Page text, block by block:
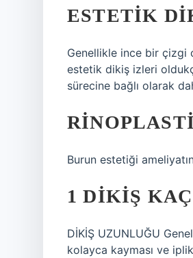
ESTETIK
Genellikle ince bir çizgi
estetik dikiş izleri
sürecine bağlı olarak
Burun estetiği
1 DIKIŞ
DİKİŞ UZUNLUĞU
kolayca kayması ve